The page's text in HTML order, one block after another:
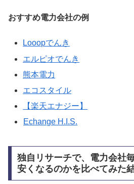
おすすめ電力会社の例
Looopでんき
エルピオでんき
熊本電力
エコスタイル
【楽天エナジー】
Echange H.I.S.
独自リサーチで、電力会社
安くなるのかを比べてみた